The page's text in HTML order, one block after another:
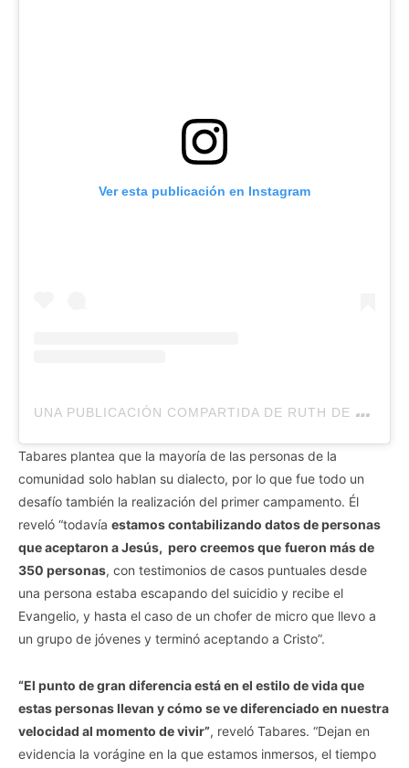
Ver esta publicación en Instagram
U
NA PUBLICACIÓN COMPARTIDA DE RUTH DE GYLDENFELDT (@RUTHDEGYLD)
Tabares plantea que la mayoría de las personas de la
comunidad solo hablan su dialecto, por lo que fue todo un
desafío también la realización del primer campamento. Él
reveló “todavía estamos contabilizando datos de personas
que aceptaron a Jesús, pero creemos que fueron más de
350 personas, con testimonios de casos puntuales desde
una persona estaba escapando del suicidio y recibe el
Evangelio, y hasta el caso de un chofer de micro que llevo a
un grupo de jóvenes y terminó aceptando a Cristo”.
“El punto de gran diferencia está en el estilo de vida que
estas personas llevan y cómo se ve diferenciado en nuestra
velocidad al momento de vivir”, reveló Tabares. “Dejan en
evidencia la vorágine en la que estamos inmersos, el tiempo